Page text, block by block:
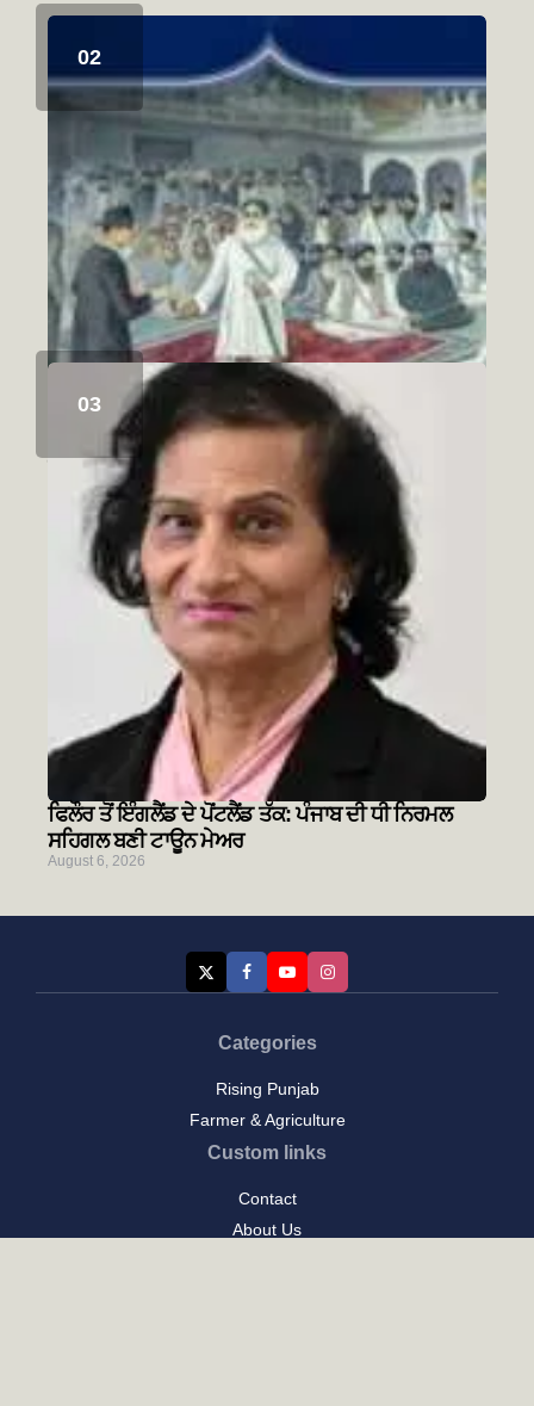
ਸਿੱਖ ਇਤਿਹਾਸ ਅਤੇ ਚਾਬੀਆਂ ਦਾ ਮੋਰਚਾ
August 6, 2026
ਫਿਲੌਰ ਤੋਂ ਇੰਗਲੈਂਡ ਦੇ ਪੋਂਟਲੈਂਡ ਤੱਕ: ਪੰਜਾਬ ਦੀ ਧੀ ਨਿਰਮਲ
ਸਹਿਗਲ ਬਣੀ ਟਾਊਨ ਮੇਅਰ
August 6, 2026
Categories
Rising Punjab
Farmer & Agriculture
Custom links
Contact
About Us